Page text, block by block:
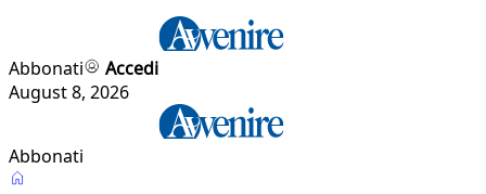
Abbonati
Accedi
August 8, 2026
Abbonati